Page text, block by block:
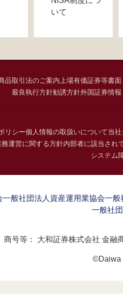
いて
品取引法のご案内 上場有価証券等書
最良執行方針勧誘方針外国証券情
リシー個人情報の取扱いについて当
運営に関する方針内部者に該当され
システム
一般社団法人資産運用業協会一般
一般社
商号等： 大和証券株式会社 金融
©Daiwa